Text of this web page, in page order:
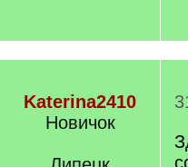
Katerina2410
Новичок